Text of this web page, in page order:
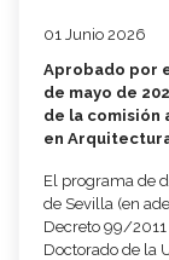
01 Junio 2026
Aprobado por
de mayo de
de la comisión
en
El programa de
de Sevilla (en
Decreto 99/
Doctorado de la